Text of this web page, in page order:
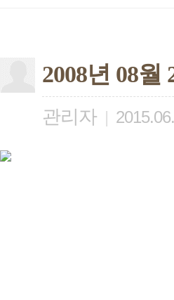
2008년 08
관리자 |